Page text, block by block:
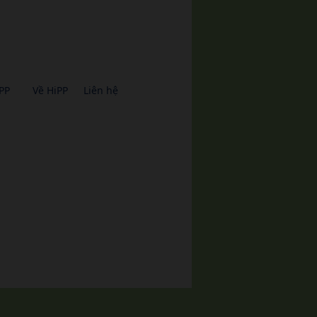
Về HiPP Liên hệ